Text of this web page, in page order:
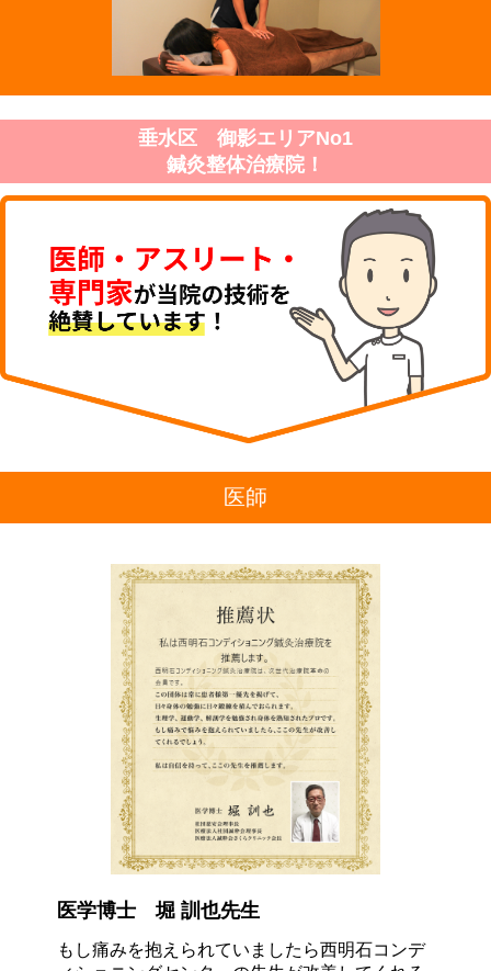
垂水区 御影エリアNo1
鍼灸整体治療院！
医師
医学博士 堀 訓也先生
もし痛みを抱えられていましたら西明石コンデ